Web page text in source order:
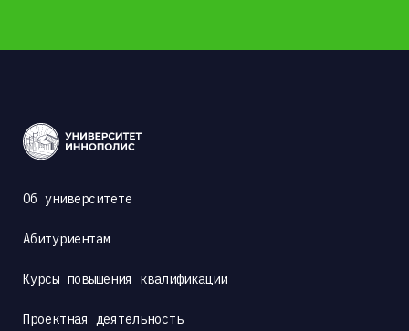
Об университете
Абитуриентам
Курсы повышения квалификации
Проектная деятельность